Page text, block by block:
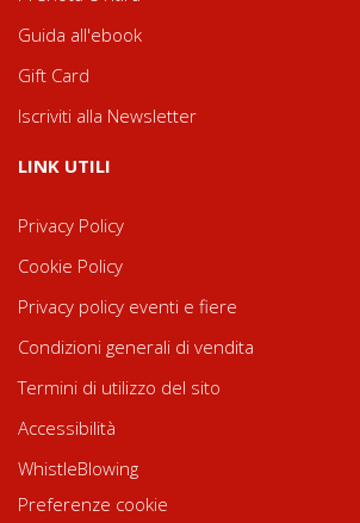
Guida all'ebook
Gift Card
Iscriviti alla Newsletter
LINK UTILI
Privacy Policy
Cookie Policy
Privacy policy eventi e fiere
Condizioni generali di vendita
Termini di utilizzo del sito
Accessibilità
WhistleBlowing
Preferenze cookie